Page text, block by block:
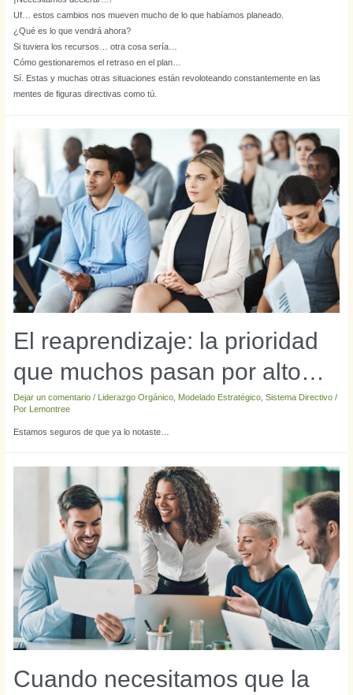
Uf… estos cambios nos mueven mucho de lo que habíamos planeado.
¿Qué es lo que vendrá ahora?
Si tuviera los recursos… otra cosa sería…
Cómo gestionaremos el retraso en el plan…
Sí. Estas y muchas otras situaciones están revoloteando constantemente en las
mentes de figuras directivas como tú.
El reaprendizaje: la prioridad
que muchos pasan por alto…
Dejar un comentario / Liderazgo Orgánico, Modelado Estratégico, Sistema Directivo/
Por Lemontree
Estamos seguros de que ya lo notaste…
Cuando necesitamos que la